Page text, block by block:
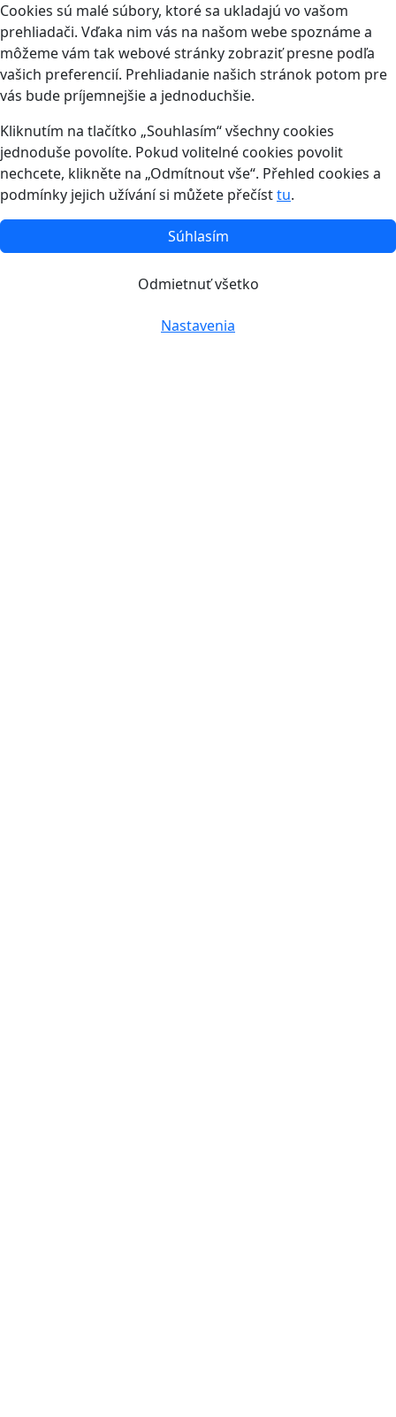
Cookies sú malé súbory, ktoré sa ukladajú vo vašom
prehliadači. Vďaka nim vás na našom webe spoznáme a
môžeme vám tak webové stránky zobraziť presne podľa
vašich preferencií. Prehliadanie našich stránok potom pre
vás bude príjemnejšie a jednoduchšie.
Kliknutím na tlačítko „Souhlasím“ všechny cookies
jednoduše povolíte. Pokud volitelné cookies povolit
nechcete, klikněte na „Odmítnout vše“. Přehled cookies a
podmínky jejich užívání si můžete přečísttu.
Súhlasím
Odmietnuť všetko
Nastavenia